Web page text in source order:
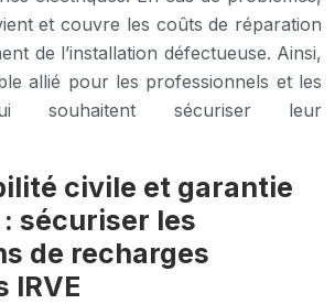
et couvre les coûts de réparation
de l’installation défectueuse. Ainsi,
allié pour les professionnels et les
souhaitent sécuriser leur
civile et garantie
sécuriser les
de recharges
IRVE